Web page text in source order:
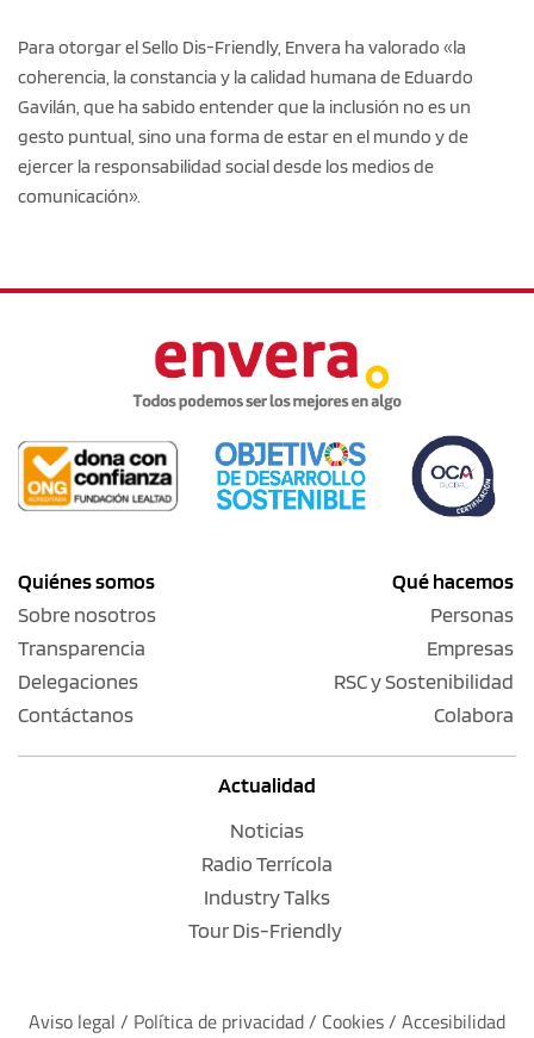
Para otorgar el Sello Dis-Friendly, Envera ha valorado «la
coherencia, la constancia y la calidad humana de Eduardo
Gavilán, que ha sabido entender que la inclusión no es un
gesto puntual, sino una forma de estar en el mundo y de
ejercer la responsabilidad social desde los medios de
comunicación».
Quiénes somos
Sobre nosotros
Transparencia
Delegaciones
Contáctanos
Qué hacemos
Personas
Empresas
RSC y Sostenibilidad
Colabora
Actualidad
Noticias
Radio Terrícola
Industry Talks
Tour Dis-Friendly
Aviso legal / Política de privacidad / Cookies / Accesibilidad